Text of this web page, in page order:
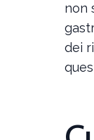
non
dei